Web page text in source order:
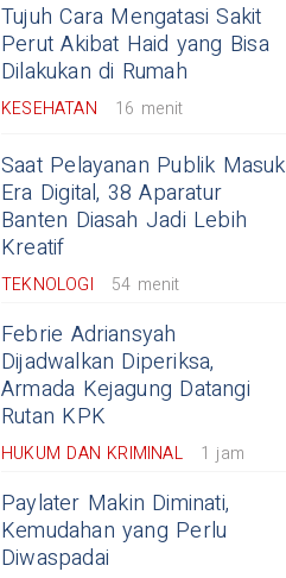
Tujuh Cara Mengatasi Sakit
Perut Akibat Haid yang Bisa
Dilakukan di Rumah
KESEHATAN 16 menit
Saat Pelayanan Publik Masuk
Era Digital, 38 Aparatur
Banten Diasah Jadi Lebih
Kreatif
TEKNOLOGI 54 menit
Febrie Adriansyah
Dijadwalkan Diperiksa,
Armada Kejagung Datangi
Rutan KPK
HUKUM DAN KRIMINAL 1 jam
Paylater Makin Diminati,
Kemudahan yang Perlu
Diwaspadai